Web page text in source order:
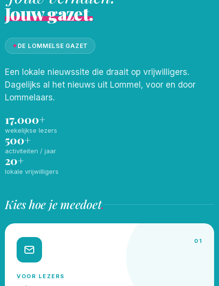
Jouw gazet.
✦DE LOMMELSE GAZET
Een lokale nieuwssite die draait op vrijwilligers.
Dagelijks al het nieuws uit Lommel, voor en door
Lommelaars.
17.000+
wekelijkse lezers
500+
activiteiten / jaar
20+
lokale vrijwilligers
Kies hoe je meedoet.
01
VOOR LEZERS